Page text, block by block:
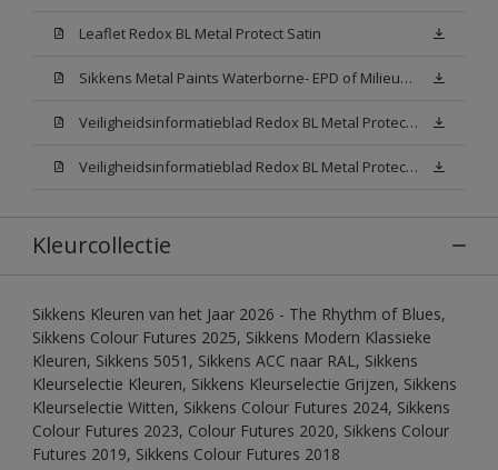
Leaflet Redox BL Metal Protect Satin
Sikkens Metal Paints Waterborne- EPD of Milieuproductverklaring
Veiligheidsinformatieblad Redox BL Metal Protect Satin N00 (MSDS)
Veiligheidsinformatieblad Redox BL Metal Protect Satin White W05 (MSDS)
Kleurcollectie
Sikkens Kleuren van het Jaar 2026 - The Rhythm of Blues,
Sikkens Colour Futures 2025, Sikkens Modern Klassieke
Kleuren, Sikkens 5051, Sikkens ACC naar RAL, Sikkens
Kleurselectie Kleuren, Sikkens Kleurselectie Grijzen, Sikkens
Kleurselectie Witten, Sikkens Colour Futures 2024, Sikkens
Colour Futures 2023, Colour Futures 2020, Sikkens Colour
Futures 2019, Sikkens Colour Futures 2018